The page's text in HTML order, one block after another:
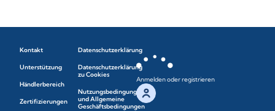
Kontakt
Unterstützung
Händlerbereich
Zertifizierungen
Datenschutzerklärung
Datenschutzerklärung
zu Cookies
Nutzungsbedingungen
und Allgemeine
Geschäftsbedingungen
Anmelden oder registrieren